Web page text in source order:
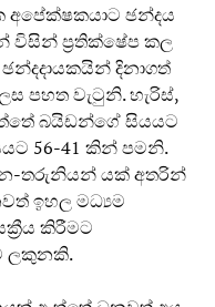
අපේක්ෂකයාට ඡන්දය
විසින් ප්‍රතික්ෂේප කල
දිනාගත්
පහත වැටුනි. හැරිස්,
බයිඩන්ගේ සියයට
56-41 කින් පමනි.
තරුනියන් යක් අතරින්
ඉහල මධ්‍යම
කිරීමට
ලකුනකි.